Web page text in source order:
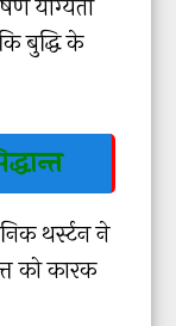
योग्यता
बुद्धि के
थर्स्टन ने
को कारक